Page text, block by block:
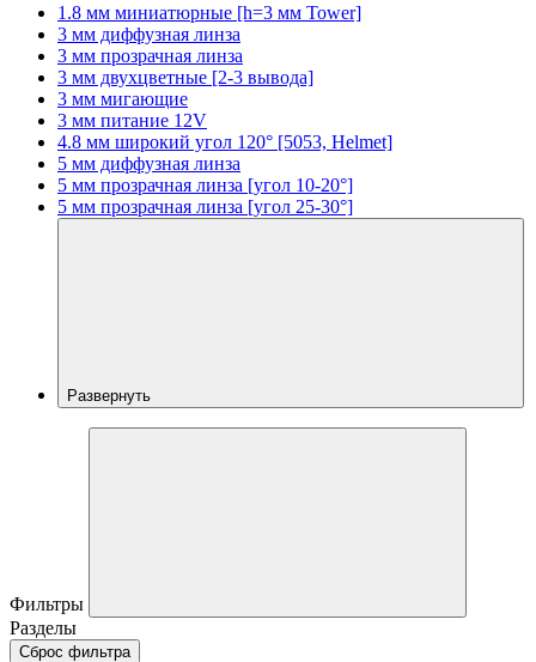
1.8 мм миниатюрные [h=3 мм Tower]
3 мм диффузная линза
3 мм прозрачная линза
3 мм двухцветные [2-3 вывода]
3 мм мигающие
3 мм питание 12V
4.8 мм широкий угол 120° [5053, Helmet]
5 мм диффузная линза
5 мм прозрачная линза [угол 10-20°]
5 мм прозрачная линза [угол 25-30°]
Развернуть
Фильтры
Разделы
Сброс фильтра